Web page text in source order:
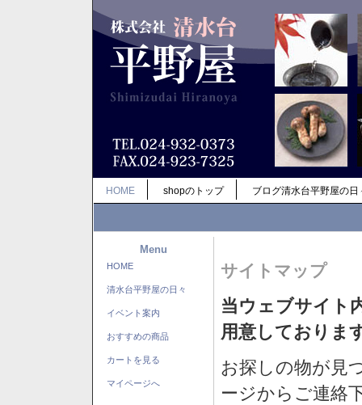
HOME shopのトップ ブログ清水台平野屋の日
Menu
HOME
清水台平野屋の日々
イベント案内
おすすめの商品
カートを見る
マイページへ
サイトマップ
当ウェブサイト
用意しておりま
お探しの物が見
ージからご連絡